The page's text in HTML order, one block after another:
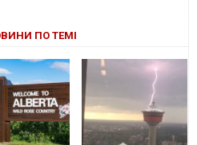
ПО ТЕМІ